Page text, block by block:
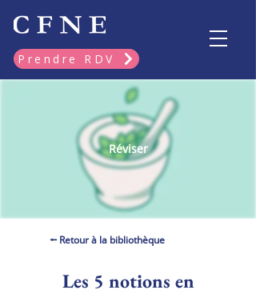
Prendre RDV
Réviser
⭠ Retour à la bibliothèque
Les 5 notions en